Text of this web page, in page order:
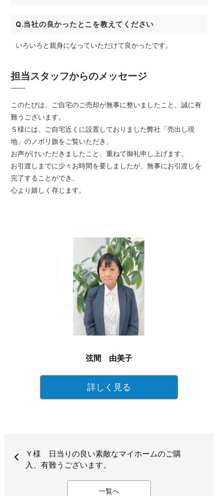
Q.当社の良かったとこを教えてください
いろいろと親身になっていただけて良かったです。
担当スタッフからのメッセージ
弦間 由美子
詳しく見る
このたびは、ご自宅のご売却が無事に整いましたこと、誠に有
難うございます。
Ｓ様には、ご自宅近くに設置しておりました弊社「売出し現
地」のノボリ旗をご覧いただき、
お声がけいただきましたこと、重ねて御礼申し上げます。
お引渡しまでに少々お時間を要しましたが、無事にお引渡しを
完了することができ、
心より嬉しく存じます。
Ｙ様 日当りの良い素敵なマイホームのご購
入、有難うございます。
一覧へ